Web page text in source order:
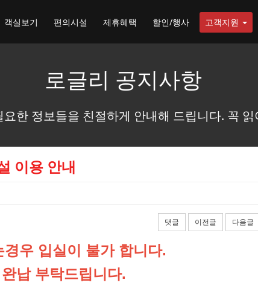
객실보기 편의시설 제휴혜택 할인/행사 고객지원
로글리 공지사항
한 정보들을 친절하게 안내해 드립니다. 꼭
이용 안내
댓글 이전글 다음글
경우 입실이 불가 합니다.
납 부탁드립니다.